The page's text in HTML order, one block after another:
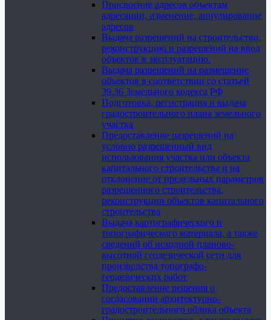
Присвоение адресов объектам
адресации, изменение, аннулирование
адресов
Выдача разрешений на строительство,
реконструкцию и разрешений на ввод
объектов в эксплуатацию.
Выдача разрешений на размещение
объектов в соответствии со статьей
39.36 Земельного кодекса РФ
Подготовка, регистрация и выдача
градостроительного плана земельного
участка
Предоставление разрешений на
условно разрешенный вид
использования участка или объекта
капитального строительства и на
отклонение от предельных параметров
разрешенного строительства,
реконструкции объектов капитального
строительства
Выдача картографического и
топографического материала, а также
сведений об исходной планово-
высотной геодезической сети для
производства топографо-
геодезических работ
Предоставление решения о
согласовании архитектурно-
градостроительного облика объекта